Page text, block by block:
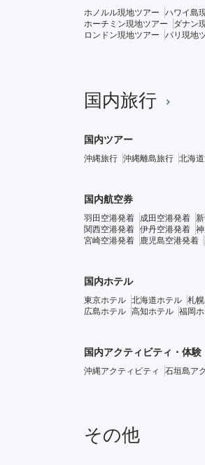
ホノルル現地ツアー ハワイ島
ホーチミン現地ツアー
ダナン
ロンドン現地ツアー
パリ現地
国内旅行
国内ツアー
沖縄旅行 沖縄離島旅行 北海
国内航空券
羽田空港発着 成田空港発着
関西空港発着 伊丹空港発着
宮崎空港発着
鹿児島空港発着
国内ホテル
東京ホテル 北海道ホテル 札
広島ホテル 高知ホテル 福岡
国内アクティビティ・体験
沖縄アクティビティ 石垣島ア
その他